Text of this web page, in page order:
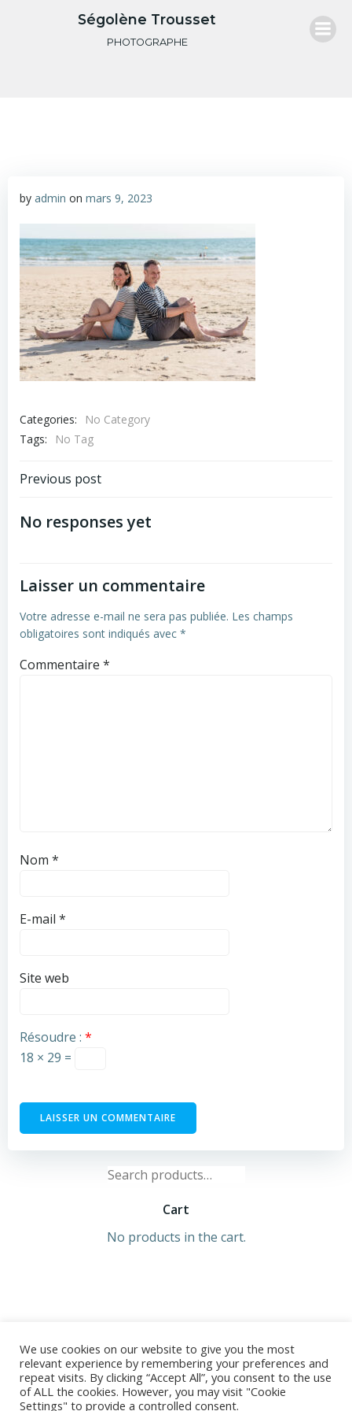
au
contenu
Ségolène Trousset
PHOTOGRAPHE
by admin on mars 9, 2023
Categories:
No Category
Tags:
No Tag
Navigation
de
Previous post
No responses yet
Laisser un commentaire
Votre adresse e-mail ne sera pas publiée. Les champs
obligatoires sont indiqués avec *
Commentaire *
Nom *
E-mail *
Site web
Résoudre : *
18 × 29 =
Search
Cart
No products in the cart.
© 2026 Ségolène TROUSSET. Développé avec ♥ sur
We use cookies on our website to give you the most
relevant experience by remembering your preferences and
repeat visits. By clicking “Accept All”, you consent to the use
of ALL the cookies. However, you may visit "Cookie
Settings" to provide a controlled consent.